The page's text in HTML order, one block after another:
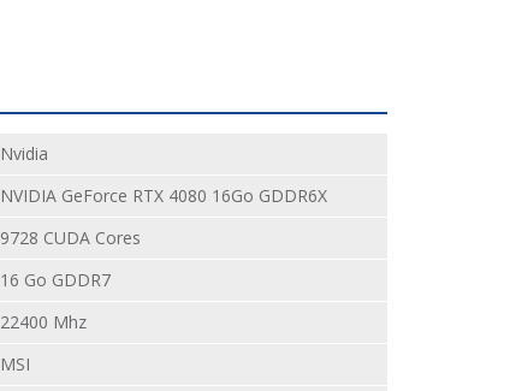
Nvidia
NVIDIA GeForce RTX 4080 16Go GDDR6X
9728 CUDA Cores
16 Go GDDR7
22400 Mhz
MSI